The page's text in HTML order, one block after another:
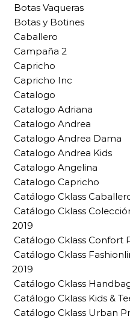
Botas Vaqueras
Botas y Botines
Caballero
Campaña 2
Capricho
Capricho Inc
Catalogo
Catalogo Adriana
Catalogo Andrea
Catalogo Andrea Dama
Catalogo Andrea Kids
Catalogo Angelina
Catalogo Capricho
Catálogo Cklass
Catálogo Cklass
2019
Catálogo Cklass Confort
Catálogo Cklass
2019
Catálogo Cklass
Catálogo Cklass Kids &
Catálogo Cklass Urban